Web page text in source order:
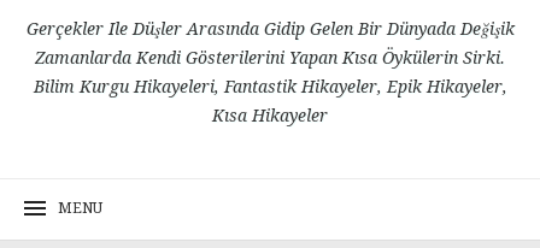
Gerçekler Ile Düşler Arasında Gidip Gelen Bir Dünyada Değişik
Zamanlarda Kendi Gösterilerini Yapan Kısa Öykülerin Sirki.
Bilim Kurgu Hikayeleri, Fantastik Hikayeler, Epik Hikayeler,
Kısa Hikayeler